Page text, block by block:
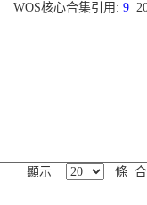
WOS核心合集引用: 9
顯示 條